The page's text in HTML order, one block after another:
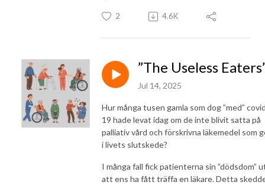
2 4.6K
”The Useless
Jul 14, 2025
Hur många tusen gamla som dog ”med”
19 hade levat idag om de inte blivit satta på
palliativ vård och förskrivna läkemedel som
i livets slutskede?
I många fall fick patienterna sin ”dödsdom”
att ens ha fått träffa en läkare. Detta